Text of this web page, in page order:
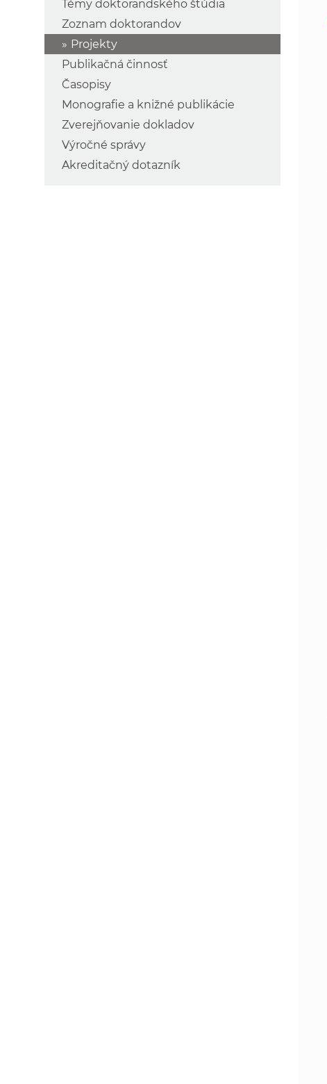
Témy doktorandského štúdia
Zoznam doktorandov
Projekty
Publikačná činnosť
Časopisy
Monografie a knižné publikácie
Zverejňovanie dokladov
Výročné správy
Akreditačný dotazník